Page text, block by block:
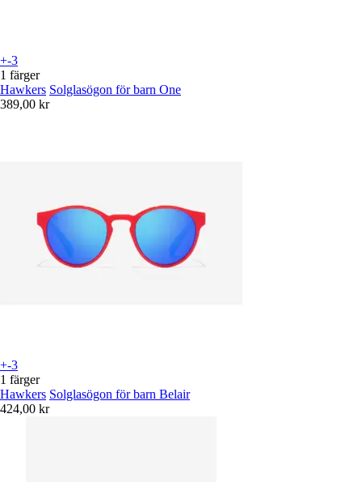
+-3
1 färger
Hawkers Solglasögon för barn One
389,00 kr
+-3
1 färger
Hawkers Solglasögon för barn Belair
424,00 kr